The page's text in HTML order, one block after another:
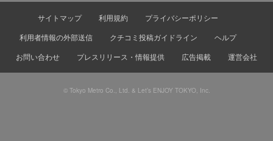
サイトマップ 利用規約
プライバシーポリシー
利用者情報の外部送信
クチコミ投稿ガイドライン
ヘルプ
お問い合わせ
プレスリリース・情報提供 広告掲載 運営会社
© Tokyo Metro Co., Ltd. & Let’s ENJOY TOKYO, Inc.